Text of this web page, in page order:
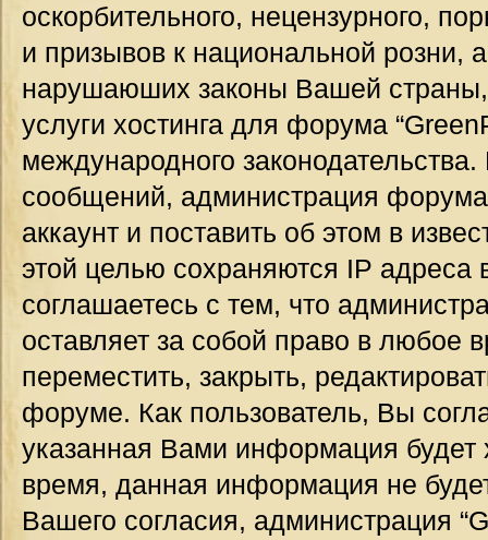
оскорбительного, нецензурного,
и призывов к национальной розни,
нарушаюших законы Вашей страны,
услуги хостинга для форума
международного
сообщений, администрация
аккаунт и поставить об этом в
этой целью сохраняются IP
соглашаетесь с тем, что
оставляет за собой право в любое
переместить, закрыть,
форуме. Как пользователь, Вы
указанная Вами информация будет
время, данная информация не
Вашего согласия, администрация